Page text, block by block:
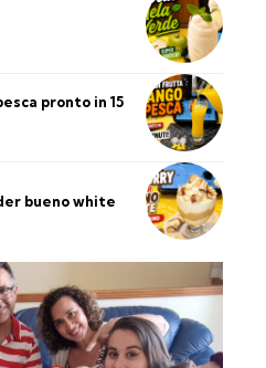
pronto in 15
bueno white